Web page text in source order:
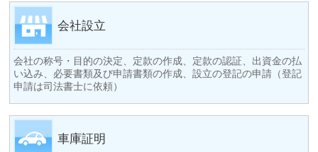
会社設立
会社の称号・目的の決定、定款の作成、定款の認証、出資金の払
い込み、必要書類及び申請書類の作成、設立の登記の申請（登記
申請は司法書士に依頼）
車庫証明